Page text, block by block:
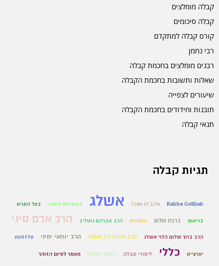
קבלה מומלצים
קבלה סיכומים
קורס קבלה למתקדם
רבי נחמן
רבנים מומלצים בחכמת קבלה
שאלות ותשובות בחכמת הקבלה
שיעורים לצפייה
תובנות וחידודים בחכמת הקבלה
תנאי קבלה
תגיות קבלה
Rebbe Gottlieb
Tree of Life אשלג במעגלות השנה בעל התניא
בריאות ברכת שלום המהרחו הרב אברהם גוטליב הרב אדם סיני
הרב ברוך שלום הלוי אשלג הרב יהודה ליב אשלג הרב יוחאי ימיני טלזסטון
יארצייט כללי לימודי קבלה ליקוטי מוהרן מאמר לסיום הזוהר